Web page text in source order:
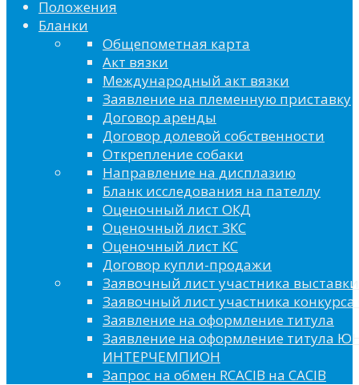
Положения
Бланки
Общепометная карта
Акт вязки
Международный акт вязки
Заявление на племенную приставку
Договор аренды
Договор долевой собственности
Открепление собаки
Направление на дисплазию
Бланк исследования на пателлу
Оценочный лист ОКД
Оценочный лист ЗКС
Оценочный лист КС
Договор купли-продажи
Заявочный лист участника выставки
Заявочный лист участника конкурса
Заявление на оформление титула
Заявление на оформление титула
ИНТЕРЧЕМПИОН
Запрос на обмен RCACIB на CACIB